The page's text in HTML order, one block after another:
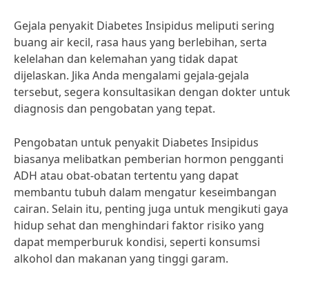
Gejala penyakit Diabetes Insipidus meliputi sering
buang air kecil, rasa haus yang berlebihan, serta
kelelahan dan kelemahan yang tidak dapat
dijelaskan. Jika Anda mengalami gejala-gejala
tersebut, segera konsultasikan dengan dokter untuk
diagnosis dan pengobatan yang tepat.
Pengobatan untuk penyakit Diabetes Insipidus
biasanya melibatkan pemberian hormon pengganti
ADH atau obat-obatan tertentu yang dapat
membantu tubuh dalam mengatur keseimbangan
cairan. Selain itu, penting juga untuk mengikuti gaya
hidup sehat dan menghindari faktor risiko yang
dapat memperburuk kondisi, seperti konsumsi
alkohol dan makanan yang tinggi garam.